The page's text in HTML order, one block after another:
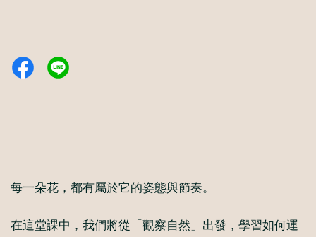
每一朵花，都有屬於它的姿態與節奏。
在這堂課中，我們將從「觀察自然」出發，學習如何運